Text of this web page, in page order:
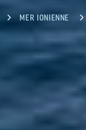
MER IONIENNE